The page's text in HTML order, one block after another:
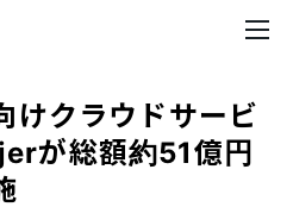
けクラウドサービ
が総額約51億円